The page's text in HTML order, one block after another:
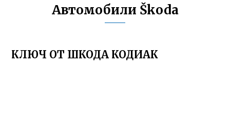
Автомобили Škoda
КЛЮЧ ОТ ШКОДА КОДИАК